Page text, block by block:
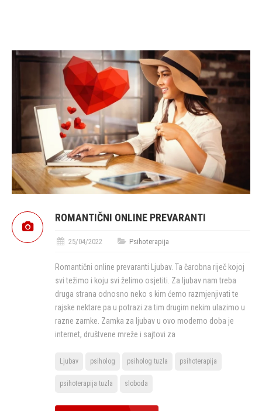
ROMANTIČNI ONLINE PREVARANTI
25/04/2022 Psihoterapija
Romantični online prevaranti Ljubav. Ta čarobna riječ kojoj
svi težimo i koju svi želimo osjetiti. Za ljubav nam treba
druga strana odnosno neko s kim ćemo razmjenjivati te
rajske nektare pa u potrazi za tim drugim nekim ulazimo u
razne zamke. Zamka za ljubav u ovo moderno doba je
internet, društvene mreže i sajtovi za
Ljubav psiholog psiholog tuzla psihoterapija
psihoterapija tuzla sloboda